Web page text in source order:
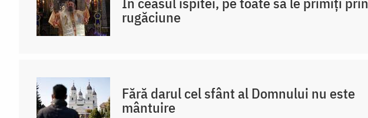
rugăciune
Fără darul cel sfânt al Domnului nu este
mântuire